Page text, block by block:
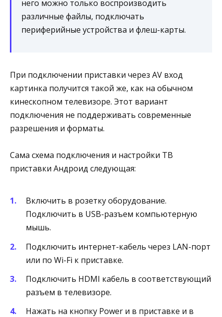
него можно только воспроизводить
различные файлы, подключать
периферийные устройства и флеш-карты.
При подключении приставки через AV вход
картинка получится такой же, как на обычном
кинескопном телевизоре. Этот вариант
подключения не поддерживать современные
разрешения и форматы.
Сама схема подключения и настройки ТВ
приставки Андроид следующая:
Включить в розетку оборудование.
Подключить в USB-разъем компьютерную
мышь.
Подключить интернет-кабель через LAN-порт
или по Wi-Fi к приставке.
Подключить HDMI кабель в соответствующий
разъем в телевизоре.
Нажать на кнопку Power и в приставке и в